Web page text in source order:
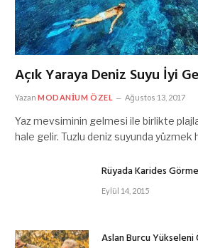
Açık Yaraya Deniz Suyu İyi
Yazan MODANIUM ÖZEL Ağustos 13, 2017
Yaz mevsiminin gelmesi ile birlikte
hale gelir. Tuzlu deniz suyunda yüzmek
Rüyada Karides
Eylül 14, 2015
Aslan Burcu